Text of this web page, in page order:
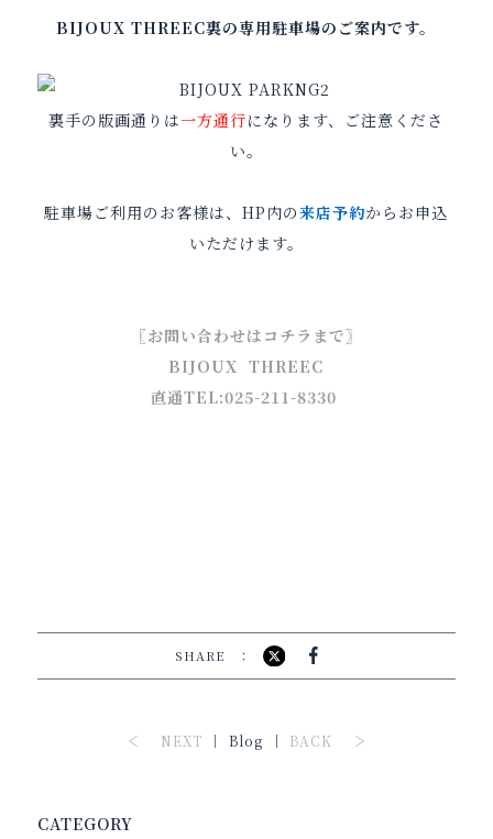
CATEGORY
BIJOUX THREEC裏の専用駐車場のご案内です。
裏手の版画通りは一方通行になります、ご注意くださ
い。
駐車場ご利用のお客様は、HP内の来店予約からお申込
いただけます。
〖お問い合わせはコチラまで〗
BIJOUX THREEC
直通TEL:025-211-8330
SHARE
NEXT Blog BACK